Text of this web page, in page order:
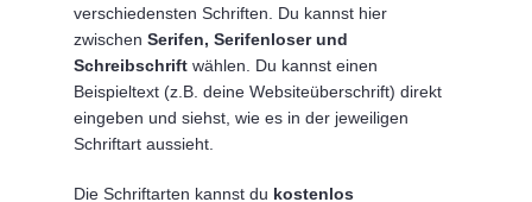
verschiedensten Schriften. Du kannst hier
zwischenSerifen, Serifenloser und
Schreibschrift wählen. Du kannst einen
Beispieltext (z.B. deine Websiteüberschrift) direkt
eingeben und siehst, wie es in der jeweiligen
Schriftart aussieht.
Die Schriftarten kannst du kostenlos